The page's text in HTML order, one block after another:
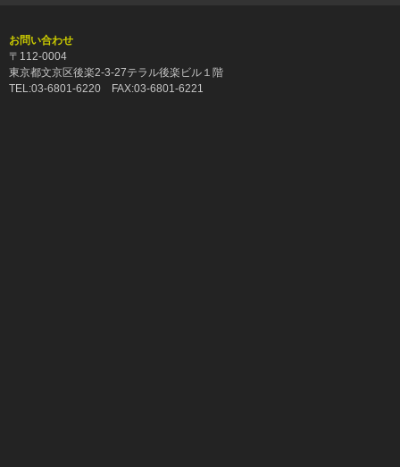
お問い合わせ
〒112-0004
東京都文京区後楽2-3-27テラル後楽ビル１階
TEL:03-6801-6220 FAX:03-6801-6221